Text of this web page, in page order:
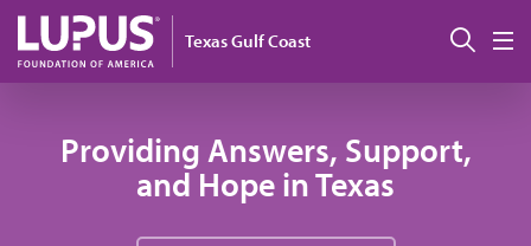
Pasar al contenido principal
Texas Gulf Coast
Providing Answers, Support,
and Hope in Texas